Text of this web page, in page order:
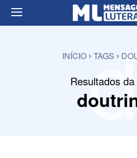
INÍCIO TAGS
Resultados da